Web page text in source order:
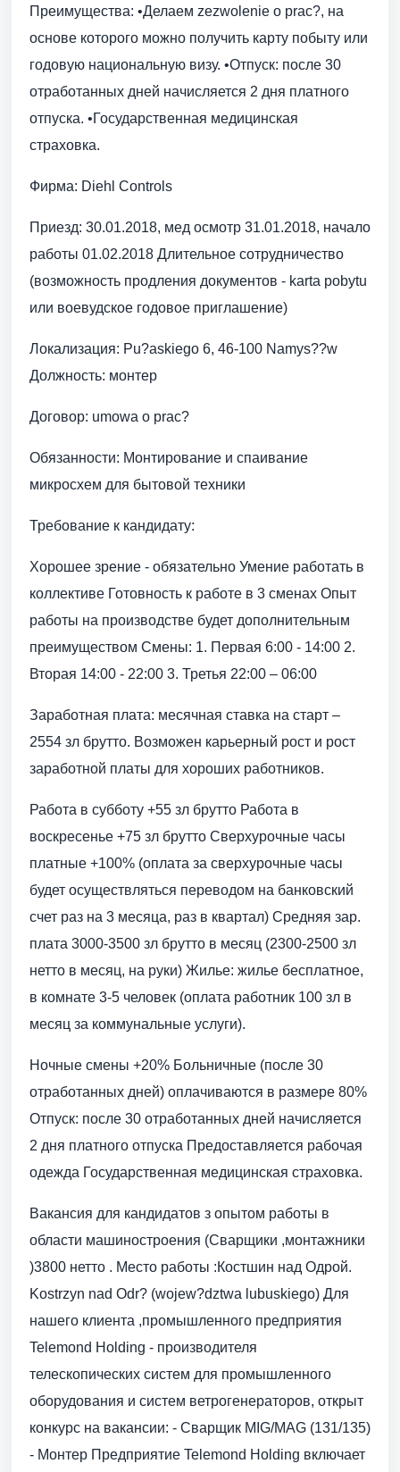
Преимущества: •Делаем zezwolenie o prac?, на
основе которого можно получить карту побыту или
годовую национальную визу. •Отпуск: после 30
отработанных дней начисляется 2 дня платного
отпуска. •Государственная медицинская
страховка.
Фирма: Diehl Controls
Приезд: 30.01.2018, мед осмотр 31.01.2018, начало
работы 01.02.2018 Длительное сотрудничество
(возможность продления документов - karta pobytu
или воевудское годовое приглашение)
Локализация: Pu?askiego 6, 46-100 Namys??w
Должность: монтер
Договор: umowa o prac?
Обязанности: Монтирование и спаивание
микросхем для бытовой техники
Требование к кандидату:
Хорошее зрение - обязательно Умение работать в
коллективе Готовность к работе в 3 сменах Опыт
работы на производстве будет дополнительным
преимуществом Смены: 1. Первая 6:00 - 14:00 2.
Вторая 14:00 - 22:00 3. Третья 22:00 – 06:00
Заработная плата: месячная ставка на старт –
2554 зл брутто. Возможен карьерный рост и рост
заработной платы для хороших работников.
Работа в субботу +55 зл брутто Работа в
воскресенье +75 зл брутто Сверхурочные часы
платные +100% (оплата за сверхурочные часы
будет осуществляться переводом на банковский
счет раз на 3 месяца, раз в квартал) Средняя зар.
плата 3000-3500 зл брутто в месяц (2300-2500 зл
нетто в месяц, на руки) Жилье: жилье бесплатное,
в комнате 3-5 человек (оплата работник 100 зл в
месяц за коммунальные услуги).
Ночные смены +20% Больничные (после 30
отработанных дней) оплачиваются в размере 80%
Отпуск: после 30 отработанных дней начисляется
2 дня платного отпуска Предоставляется рабочая
одежда Государственная медицинская страховка.
Вакансия для кандидатов з опытом работы в
области машиностроения (Сварщики ,монтажники
)3800 нетто . Место работы :Костшин над Одрой.
Kostrzyn nad Odr? (wojew?dztwa lubuskiego) Для
нашего клиента ,промышленного предприятия
Telemond Holding - производителя
телескопических систем для промышленного
оборудования и систем ветрогенераторов, открыт
конкурс на вакансии: - Сварщик MIG/MAG (131/135)
- Монтер Предприятие Telemond Holding включает